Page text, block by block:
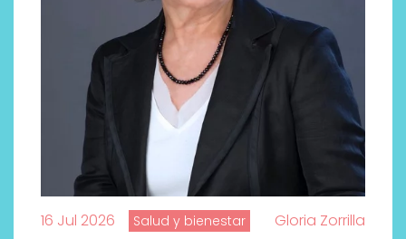
16 Jul 2026 Salud y bienestar Gloria Zorrilla